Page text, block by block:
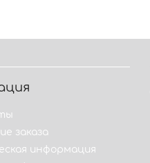
заказа
информация